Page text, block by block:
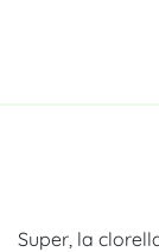
Super, la